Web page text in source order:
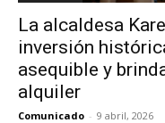
La alcaldesa
inversión
asequible y
alquiler
Comunicado - 9 abril, 2026